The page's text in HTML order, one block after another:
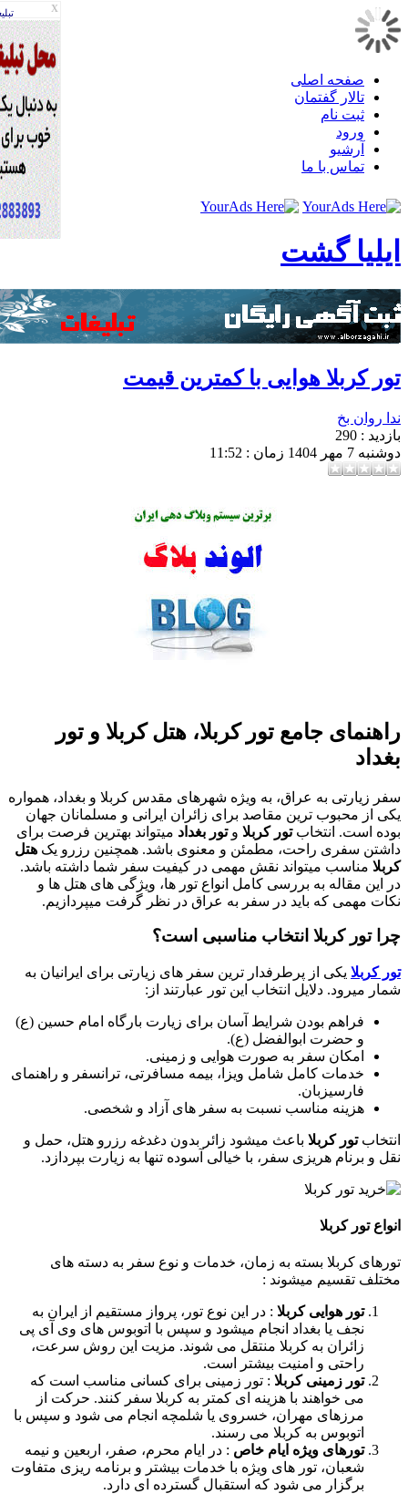
تبليغات
صفحه اصلی
تالار گفتمان
ثبت نام
ورود
آرشیو
تماس با ما
گشت
کربلا هوایی با کمترین قیمت
روان بخ
: 290
زمان : 11:52
جامع تور کربلا، هتل کربلا و تور
زیارتی به عراق، به ویژه شهرهای مقدس کربلا و بغداد، همواره
از محبوب ترین مقاصد برای زائران ایرانی و مسلمانان جهان
است. انتخابتور کربلاوتور بغدادمیتواند بهترین فرصت برای
سفری راحت، مطمئن و معنوی باشد. همچنین رزرو یکهتل
مناسب میتواند نقش مهمی در کیفیت سفر شما داشته باشد.
مقاله به بررسی کامل انواع تور ها، ویژگی های هتل ها و
مهمی که باید در سفر به عراق در نظر گرفت میپردازیم.
تور کربلا انتخاب مناسبی است؟
یکی از پرطرفدار ترین سفر های زیارتی برای ایرانیان به
میرود. دلایل انتخاب این تور عبارتند از:
فراهم بودن شرایط آسان برای زیارت بارگاه امام حسین (ع)
و حضرت ابوالفضل (ع).
امکان سفر به صورت هوایی و زمینی.
خدمات کامل شامل ویزا، بیمه مسافرتی، ترانسفر و راهنمای
فارسیزبان.
هزینه مناسب نسبت به سفر های آزاد و شخصی.
تور کربلاباعث میشود زائر بدون دغدغه رزرو هتل، حمل و
و برنام هریزی سفر، با خیالی آسوده تنها به زیارت بپردازد.
تور کربلا
کربلا بسته به زمان، خدمات و نوع سفر به دسته های
تقسیم میشوند :
تور هوایی کربلا: در این نوع تور، پرواز مستقیم از ایران به
نجف یا بغداد انجام میشود و سپس با اتوبوس های وی آی پی
زائران به کربلا منتقل می شوند. مزیت این روش سرعت،
راحتی و امنیت بیشتر است.
تور زمینی کربلا: تور زمینی برای کسانی مناسب است که
می خواهند با هزینه ای کمتر به کربلا سفر کنند. حرکت از
مرزهای مهران، خسروی یا شلمچه انجام می شود و سپس با
اتوبوس به کربلا می رسند.
تورهای ویژه ایام خاص: در ایام محرم، صفر، اربعین و نیمه
شعبان، تور های ویژه با خدمات بیشتر و برنامه ریزی متفاوت
برگزار می شود که استقبال گسترده ای دارد.